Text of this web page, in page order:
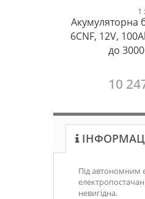
1
Акумуляторна
6CNF, 12V,
до
10
Під автономним
невигідна.